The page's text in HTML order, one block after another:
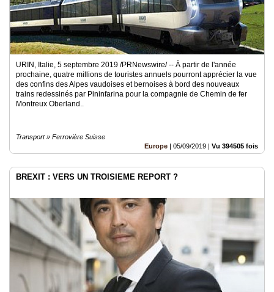
URIN, Italie, 5 septembre 2019 /PRNewswire/ -- À partir de l'année
prochaine, quatre millions de touristes annuels pourront apprécier la vue
des confins des Alpes vaudoises et bernoises à bord des nouveaux
trains redessinés par Pininfarina pour la compagnie de Chemin de fer
Montreux Oberland..
Transport » Ferrovière Suisse
Europe | 05/09/2019 | Vu 394505 fois
BREXIT : VERS UN TROISIEME REPORT ?